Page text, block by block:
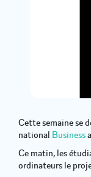
Cette semaine se
national Business
Ce matin, les
ordinateurs le